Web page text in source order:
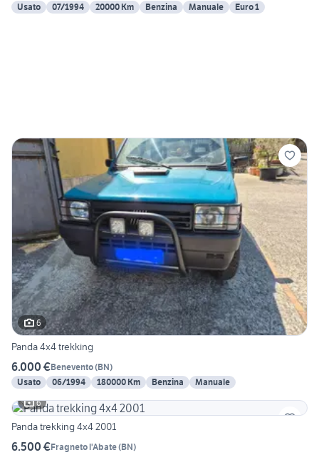
Usato
07/1994 20000 Km Benzina Manuale Euro 1
6
Panda 4x4 trekking
6.000 €Benevento(BN)
Usato
06/1994 180000 Km Benzina
Manuale
6
Panda trekking 4x4 2001
6.500 €Fragneto l'Abate(BN)